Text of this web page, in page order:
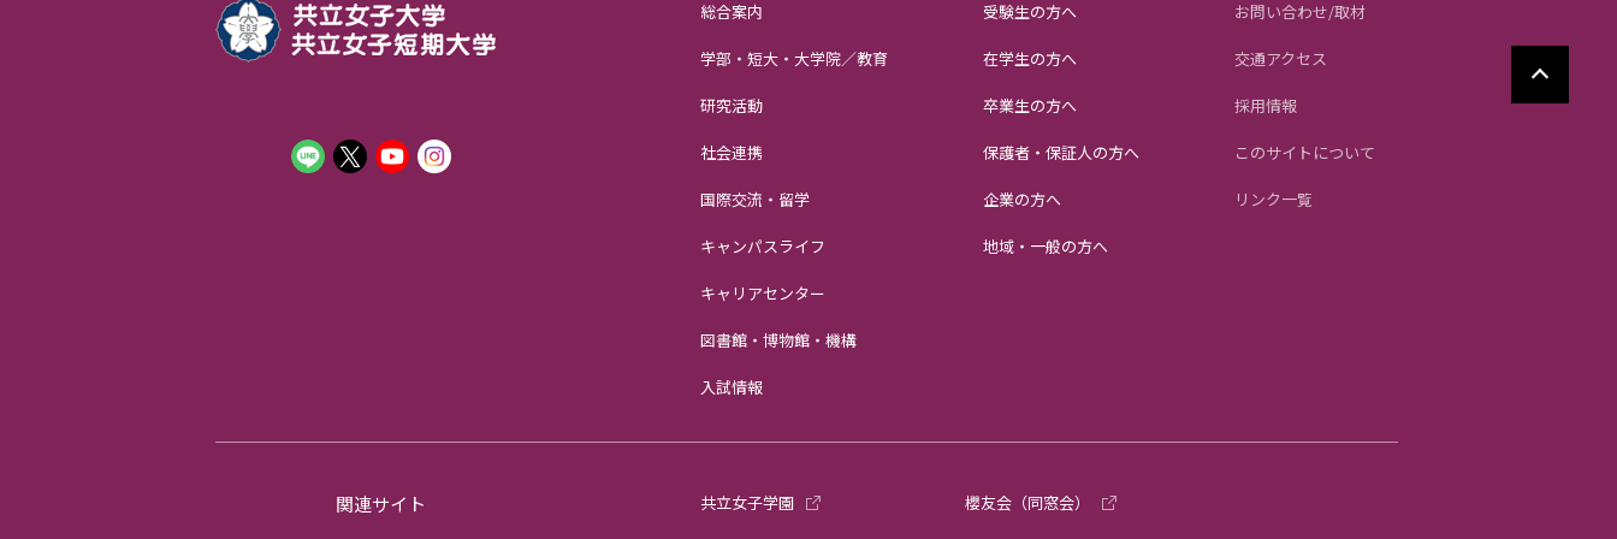
総合案内
学部・短大・大学院／教育
研究活動
社会連携
国際交流・留学
キャンパスライフ
キャリアセンター
図書館・博物館・機構
入試情報
受験生の方へ
在学生の方へ
卒業生の方へ
保護者・保証人の方へ
企業の方へ
地域・一般の方へ
お問い合わせ/取材
交通アクセス
採用情報
このサイトについて
リンク一覧
関連サイト 共立女子学園 櫻友会（同窓会）